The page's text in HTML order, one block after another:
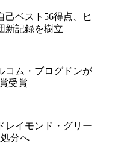
己ベスト56得点、ヒ
新記録を樹立
コム・ブログドンが
受賞
レイモンド・グリー
分へ